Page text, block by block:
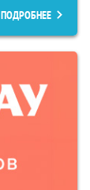
ПОДРОБНЕЕ